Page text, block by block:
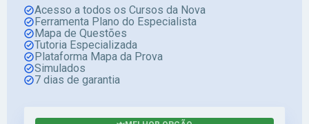
Acesso a todos os Cursos da Nova
Ferramenta Plano do Especialista
Mapa de Questões
Tutoria Especializada
Plataforma Mapa da Prova
Simulados
7 dias de garantia